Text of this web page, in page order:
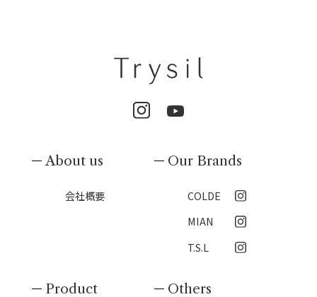
About us
会社概要
Our Brands
COLDE
MIAN
T.S.L
Product Others